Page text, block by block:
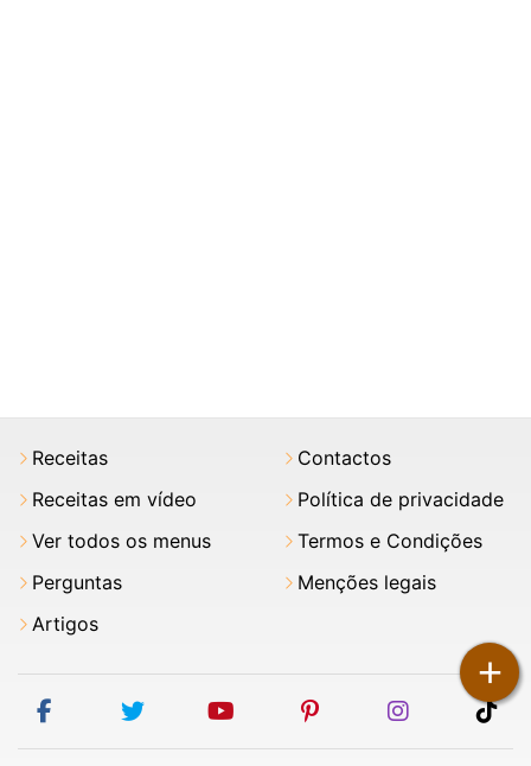
+
Receitas
Receitas em vídeo
Ver todos os menus
Perguntas
Artigos
Contactos
Política de privacidade
Termos e Condições
Menções legais
facebooktwitter youtubepinterestinstagram